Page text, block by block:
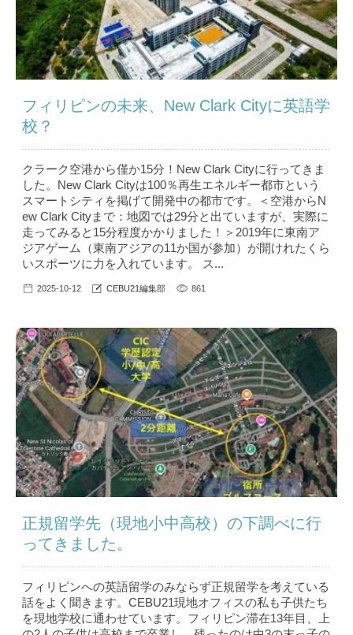
フィリピンの未来、New Clark Cityに英語学
校？
クラーク空港から僅か15分！New Clark Cityに行ってきま
した。New Clark Cityは100％再生エネルギー都市という
スマートシティを掲げて開発中の都市です。＜空港からN
ew Clark Cityまで：地図では29分と出ていますが、実際に
走ってみると15分程度かかりました！＞2019年に東南ア
ジアゲーム（東南アジアの11か国が参加）が開けれたくら
いスポーツに力を入れています。 ス...
2025-10-12 CEBU21編集部 861
正規留学先（現地小中高校）の下調べに行
ってきました。
フィリピンへの英語留学のみならず正規留学を考えている
話をよく聞きます。CEBU21現地オフィスの私も子供たち
を現地学校に通わせています。フィリピン滞在13年目、上